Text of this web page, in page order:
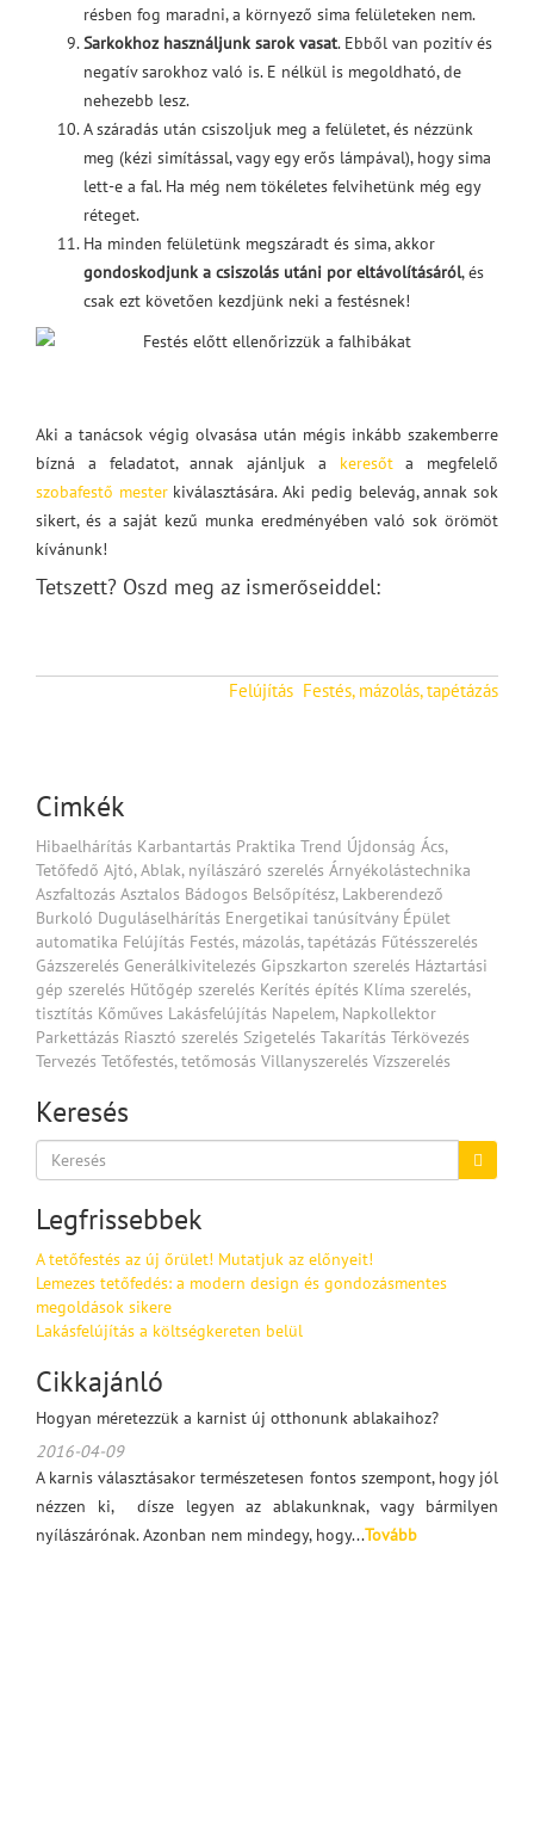
résben fog maradni, a környező sima felületeken nem.
Sarkokhoz használjunk sarok vasat. Ebből van pozitív és
negatív sarokhoz való is. E nélkül is megoldható, de
nehezebb lesz.
A száradás után csiszoljuk meg a felületet, és nézzünk
meg (kézi simítással, vagy egy erős lámpával), hogy sima
lett-e a fal. Ha még nem tökéletes felvihetünk még egy
réteget.
Ha minden felületünk megszáradt és sima, akkor
gondoskodjunk a csiszolás utáni por eltávolításáról, és
csak ezt követően kezdjünk neki a festésnek!
Aki a tanácsok végig olvasása után mégis inkább szakemberre
bízná a feladatot, annak ajánljuk a keresőta megfelelő
szobafestő mesterkiválasztására. Aki pedig belevág, annak sok
sikert, és a saját kezű munka eredményében való sok örömöt
kívánunk!
Tetszett? Oszd meg az ismerőseiddel:
Felújítás Festés, mázolás, tapétázás
Cimkék
Hibaelhárítás Karbantartás Praktika Trend Újdonság Ács,
Tetőfedő Ajtó, Ablak, nyílászáró szerelés Árnyékolástechnika
Aszfaltozás Asztalos Bádogos Belsőpítész, Lakberendező
Burkoló Duguláselhárítás Energetikai tanúsítvány Épület
automatika Felújítás Festés, mázolás, tapétázás Fűtésszerelés
Gázszerelés Generálkivitelezés Gipszkarton szerelés Háztartási
gép szerelés Hűtőgép szerelés Kerítés építés Klíma szerelés,
tisztítás Kőműves Lakásfelújítás Napelem, Napkollektor
Parkettázás Riasztó szerelés Szigetelés Takarítás Térkövezés
Tervezés Tetőfestés, tetőmosás Villanyszerelés Vízszerelés
Keresés
Legfrissebbek
A tetőfestés az új őrület! Mutatjuk az előnyeit!
Lemezes tetőfedés: a modern design és gondozásmentes
megoldások sikere
Lakásfelújítás a költségkereten belül
Cikkajánló
Hogyan méretezzük a karnist új otthonunk ablakaihoz?
2016-04-09
A karnis választásakor természetesen fontos szempont, hogy jól
nézzen ki, dísze legyen az ablakunknak, vagy bármilyen
nyílászárónak. Azonban nem mindegy, hogy...Tovább